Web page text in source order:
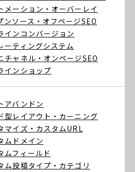
メーション ・オーバーレイ
ンソース ・オフページSEO
インコンバージョン
ーティングシステム
チャネル ・オンページSEO
インショップ
アバンドン
型レイアウト ・カーニング
マイズ ・カスタムURL
ムドメイン
ムフィールド
ム投稿タイプ ・カテゴリ